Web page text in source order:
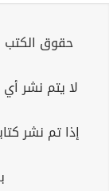
حقوق الكتب
لا يتم نشر
إذا تم نشر